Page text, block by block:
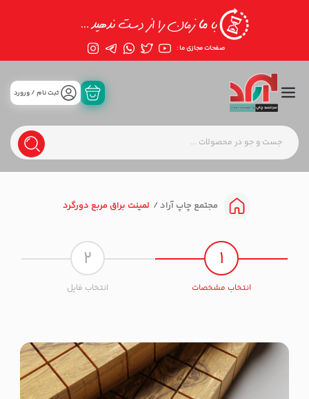
صفحات مجازی ما :
ثبت نام / ورورد
مجتمع چاپ آراد لمینت براق مربع دورگرد
1
انتخاب مشخصات
2
انتخاب فایل